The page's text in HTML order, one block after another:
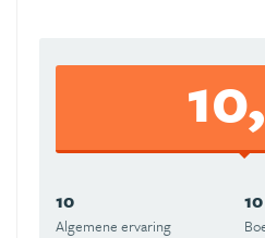
10
Algemene ervaring
10